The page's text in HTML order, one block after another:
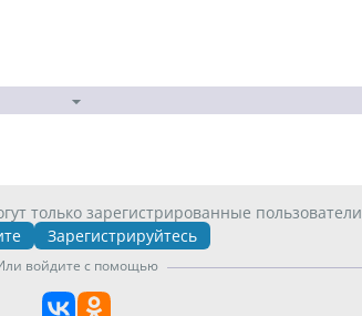
только зарегистрированные пользователи
Зарегистрируйтесь
войдите с помощью